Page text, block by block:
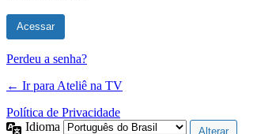
Perdeu a senha?
← Ir para Ateliê na TV
Política de Privacidade
Idioma